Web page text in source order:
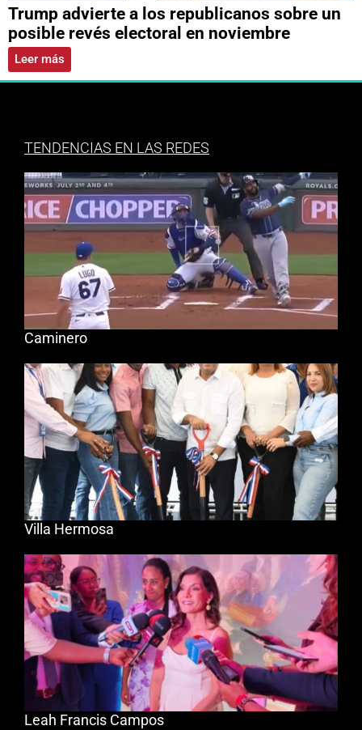
Trump advierte a los republicanos sobre un
posible revés electoral en noviembre
Leer más
TENDENCIAS EN LAS REDES
Caminero
Villa Hermosa
Leah Francis Campos